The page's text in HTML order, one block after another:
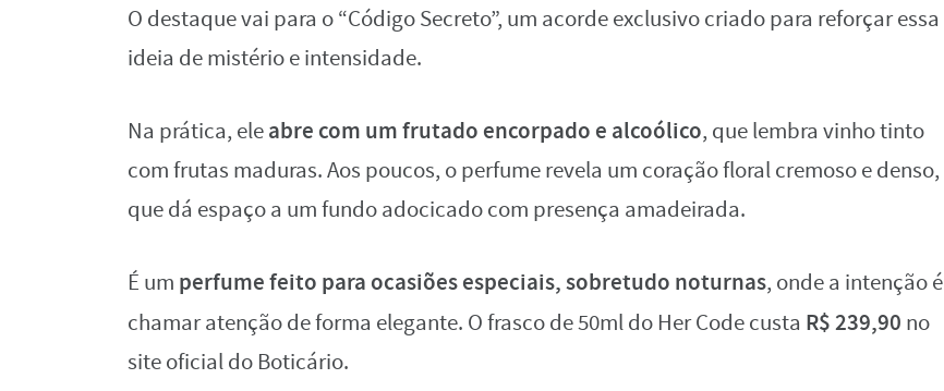
O destaque vai para o “Código Secreto”, um acorde exclusivo criado para reforçar essa
ideia de mistério e intensidade.
Na prática, eleabre com um frutado encorpado e alcoólico, que lembra vinho tinto
com frutas maduras. Aos poucos, o perfume revela um coração floral cremoso e denso,
que dá espaço a um fundo adocicado com presença amadeirada.
É um perfume feito para ocasiões especiais, sobretudo noturnas, onde a intenção é
chamar atenção de forma elegante. O frasco de 50ml do Her Code custa R$ 239,90 no
site oficial do Boticário.